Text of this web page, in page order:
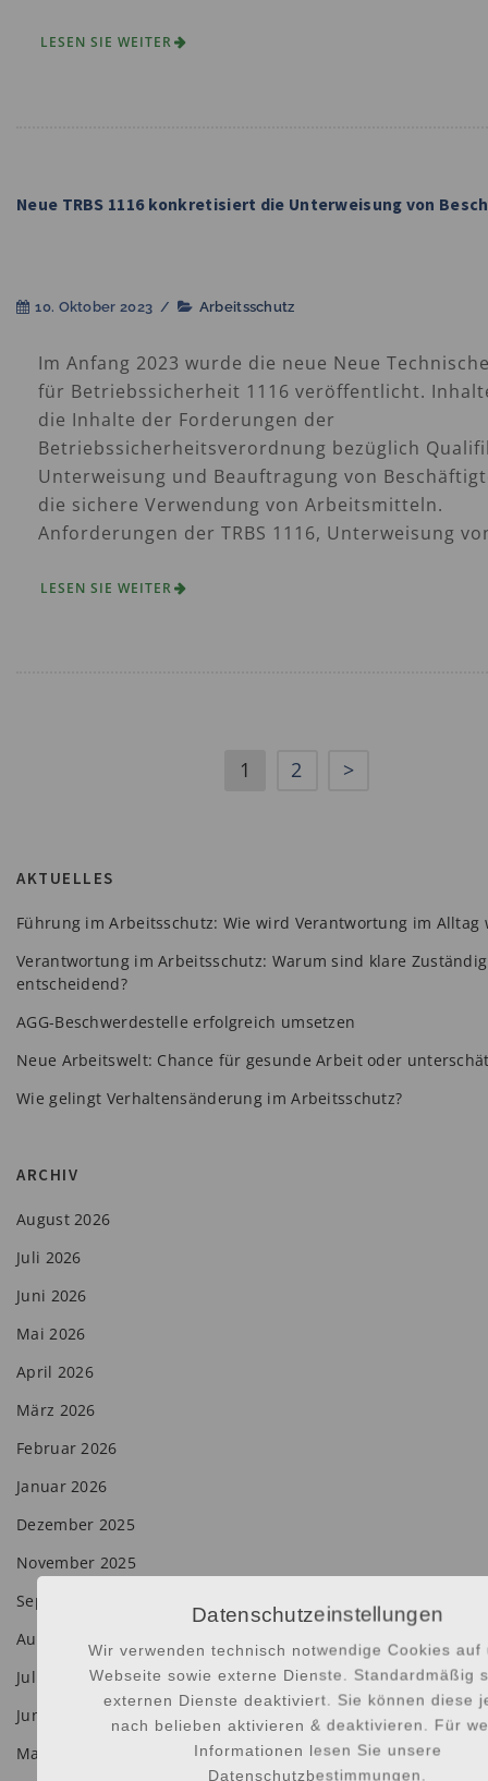
LESEN SIE WEITER
Neue TRBS 1116 konkretisiert die Unterweisung von
10. Oktober 2023 / Arbeitsschutz
Im Anfang 2023 wurde die neue Neue
für Betriebssicherheit 1116 veröffentlicht.
die Inhalte der Forderungen der
Betriebssicherheitsverordnung bezüglich
Unterweisung und Beauftragung von
die sichere Verwendung von Arbeitsmitteln.
Anforderungen der TRBS 1116, Unterweisung
LESEN SIE WEITER
1 2 >
AKTUELLES
Führung im Arbeitsschutz: Wie wird Verantwortung im Alltag
Verantwortung im Arbeitsschutz: Warum sind klare
entscheidend?
AGG-Beschwerdestelle erfolgreich umsetzen
Neue Arbeitswelt: Chance für gesunde Arbeit oder
Wie gelingt Verhaltensänderung im Arbeitsschutz?
ARCHIV
August 2026
Juli 2026
Juni 2026
Mai 2026
April 2026
März 2026
Februar 2026
Januar 2026
Dezember 2025
November 2025
September 2025
August 2025
Juli 2025
Juni 2025
Mai 2025
Datenschutzeinstellungen
Wir verwenden technisch notwendige Cookies auf
Webseite sowie externe Dienste. Standardmäßig
externen Dienste deaktiviert. Sie können diese
nach belieben aktivieren & deaktivieren. Für
Informationen lesen Sie unsere
Datenschutzbestimmungen.